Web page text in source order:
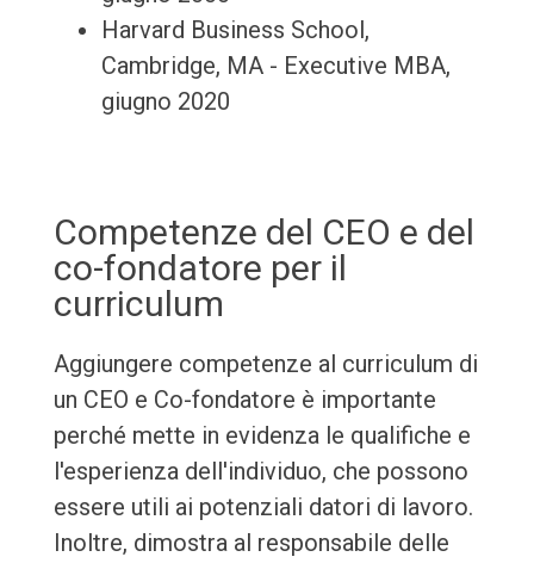
Harvard Business School,
Cambridge, MA - Executive MBA,
giugno 2020
Competenze del CEO e del
co-fondatore per il
curriculum
Aggiungere competenze al curriculum di
un CEO e Co-fondatore è importante
perché mette in evidenza le qualifiche e
l'esperienza dell'individuo, che possono
essere utili ai potenziali datori di lavoro.
Inoltre, dimostra al responsabile delle